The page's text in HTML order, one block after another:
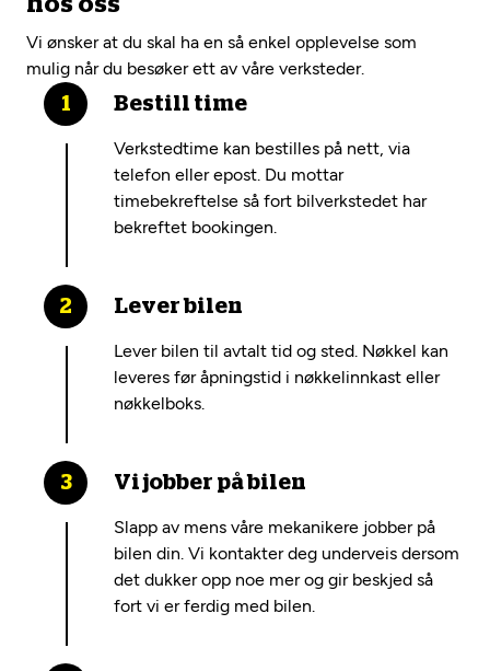
Vi ønsker at du skal ha en så enkel opplevelse som
mulig når du besøker ett av våre verksteder.
Bestill time
Verkstedtime kan bestilles på nett, via
telefon eller epost. Du mottar
timebekreftelse så fort bilverkstedet har
bekreftet bookingen.
Lever bilen
Lever bilen til avtalt tid og sted. Nøkkel kan
leveres før åpningstid i nøkkelinnkast eller
nøkkelboks.
Vi jobber på bilen
Slapp av mens våre mekanikere jobber på
bilen din. Vi kontakter deg underveis dersom
det dukker opp noe mer og gir beskjed så
fort vi er ferdig med bilen.